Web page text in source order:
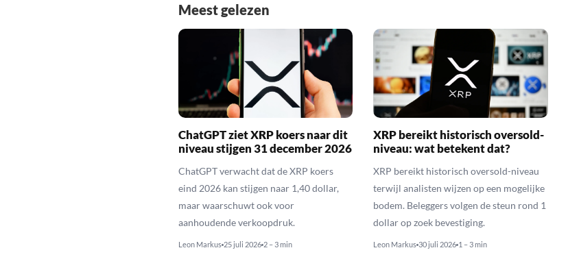
Meest gelezen
ChatGPT ziet XRP koers naar dit
niveau stijgen 31 december 2026
ChatGPT verwacht dat de XRP koers
eind 2026 kan stijgen naar 1,40 dollar,
maar waarschuwt ook voor
aanhoudende verkoopdruk.
Leon Markus 25 juli 2026 2 – 3 min
XRP bereikt historisch oversold-
niveau: wat betekent dat?
XRP bereikt historisch oversold-niveau
terwijl analisten wijzen op een mogelijke
bodem. Beleggers volgen de steun rond 1
dollar op zoek bevestiging.
Leon Markus 30 juli 2026 1 – 3 min